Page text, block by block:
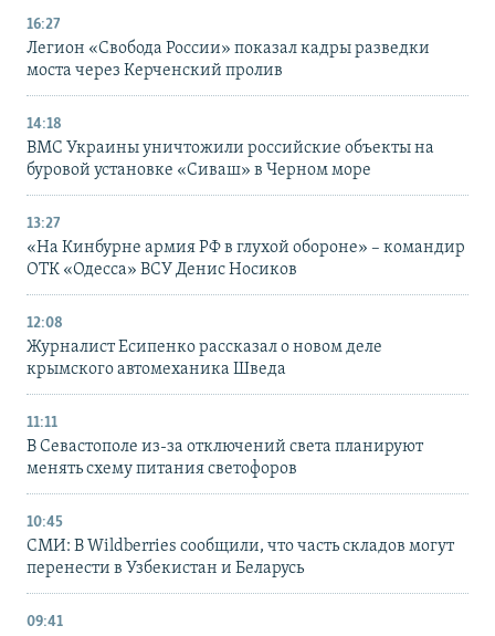
16:27
Легион «Свобода России» показал кадры разведки
моста через Керченский пролив
14:18
ВМС Украины уничтожили российские объекты на
буровой установке «Сиваш» в Черном море
13:27
«На Кинбурне армия РФ в глухой обороне» – командир
ОТК «Одесса» ВСУ Денис Носиков
12:08
Журналист Есипенко рассказал о новом деле
крымского автомеханика Шведа
11:11
В Севастополе из-за отключений света планируют
менять схему питания светофоров
10:45
СМИ: В Wildberries сообщили, что часть складов могут
перенести в Узбекистан и Беларусь
09:41